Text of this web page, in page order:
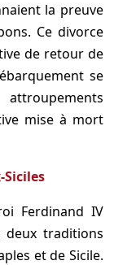
la preuve
Ce divorce
de retour de
se
mise à mort
Siciles
Ferdinand IV
traditions
et de Sicile.